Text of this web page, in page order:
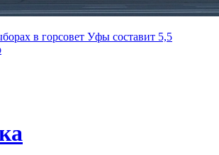
в горсовет Уфы составит 5,5